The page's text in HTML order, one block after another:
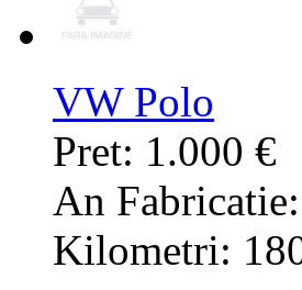
VW Polo
Pret: 1.000 €
An
Kilometri: